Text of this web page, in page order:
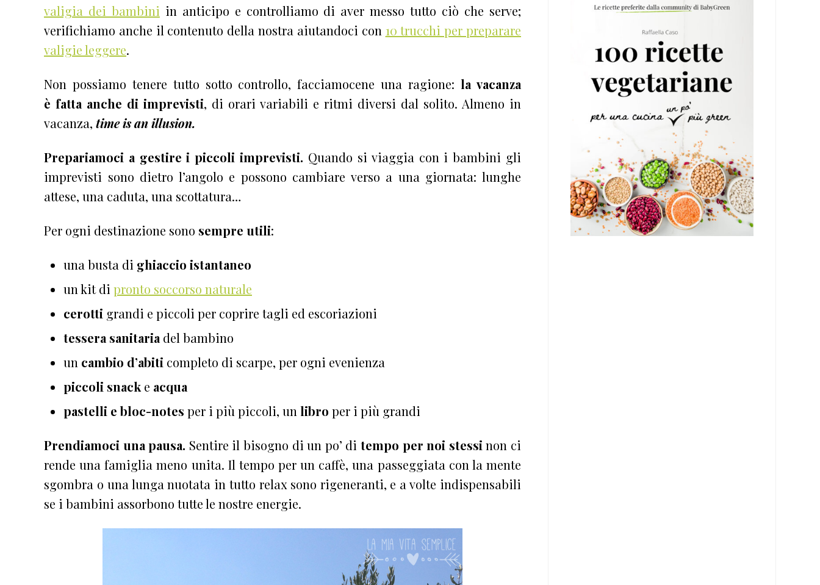
valigia dei bambini in anticipo e controlliamo di aver messo tutto ciò che serve;
verifichiamo anche il contenuto della nostra aiutandoci con 10 trucchi per preparare
valigie leggere.
Non possiamo tenere tutto sotto controllo, facciamocene una ragione:la vacanza
è fatta anche di imprevisti, di orari variabili e ritmi diversi dal solito. Almeno in
vacanza, time is an illusion.
Prepariamoci a gestire i piccoli imprevisti. Quando si viaggia con i bambini gli
imprevisti sono dietro l’angolo e possono cambiare verso a una giornata: lunghe
attese, una caduta, una scottatura…
Per ogni destinazione sono sempre utili:
una busta di ghiaccio istantaneo
un kit di pronto soccorso naturale
cerotti grandi e piccoli per coprire tagli ed escoriazioni
tessera sanitaria del bambino
un cambio d’abiti completo di scarpe, per ogni evenienza
piccoli snack e acqua
pastelli e bloc-notes per i più piccoli, un libro per i più grandi
Prendiamoci una pausa. Sentire il bisogno di un po’ ditempo per noi stessi non ci
rende una famiglia meno unita. Il tempo per un caffè, una passeggiata con la mente
sgombra o una lunga nuotata in tutto relax sono rigeneranti, e a volte indispensabili
se i bambini assorbono tutte le nostre energie.